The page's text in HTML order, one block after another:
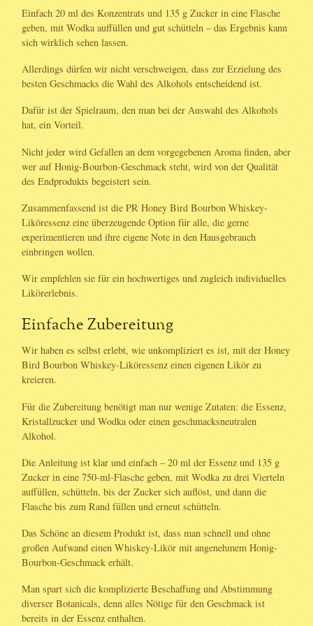
Einfach 20 ml des Konzentrats und 135 g Zucker in eine Flasche
geben, mit Wodka auffüllen und gut schütteln – das Ergebnis kann
sich wirklich sehen lassen.
Allerdings dürfen wir nicht verschweigen, dass zur Erzielung des
besten Geschmacks die Wahl des Alkohols entscheidend ist.
Dafür ist der Spielraum, den man bei der Auswahl des Alkohols
hat, ein Vorteil.
Nicht jeder wird Gefallen an dem vorgegebenen Aroma finden, aber
wer auf Honig-Bourbon-Geschmack steht, wird von der Qualität
des Endprodukts begeistert sein.
Zusammenfassend ist die PR Honey Bird Bourbon Whiskey-
Liköressenz eine überzeugende Option für alle, die gerne
experimentieren und ihre eigene Note in den Hausgebrauch
einbringen wollen.
Wir empfehlen sie für ein hochwertiges und zugleich individuelles
Likörerlebnis.
Einfache Zubereitung
Wir haben es selbst erlebt, wie unkompliziert es ist, mit der Honey
Bird Bourbon Whiskey-Liköressenz einen eigenen Likör zu
kreieren.
Für die Zubereitung benötigt man nur wenige Zutaten: die Essenz,
Kristallzucker und Wodka oder einen geschmacksneutralen
Alkohol.
Die Anleitung ist klar und einfach – 20 ml der Essenz und 135 g
Zucker in eine 750-ml-Flasche geben, mit Wodka zu drei Vierteln
auffüllen, schütteln, bis der Zucker sich auflöst, und dann die
Flasche bis zum Rand füllen und erneut schütteln.
Das Schöne an diesem Produkt ist, dass man schnell und ohne
großen Aufwand einen Whiskey-Likör mit angenehmem Honig-
Bourbon-Geschmack erhält.
Man spart sich die komplizierte Beschaffung und Abstimmung
diverser Botanicals, denn alles Nötige für den Geschmack ist
bereits in der Essenz enthalten.